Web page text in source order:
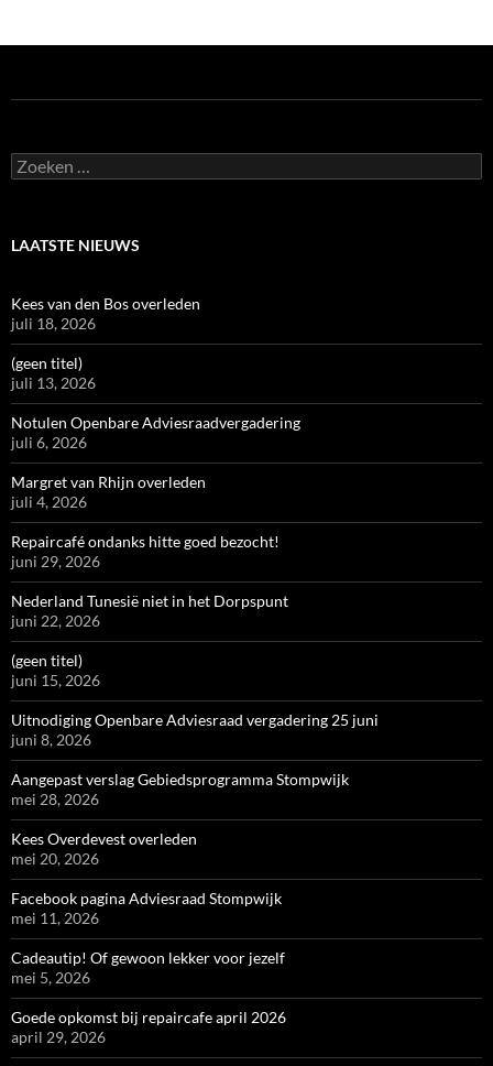
Zoeken
naar:
LAATSTE NIEUWS
Kees van den Bos overleden
juli 18, 2026
(geen titel)
juli 13, 2026
Notulen Openbare Adviesraadvergadering
juli 6, 2026
Margret van Rhijn overleden
juli 4, 2026
Repaircafé ondanks hitte goed bezocht!
juni 29, 2026
Nederland Tunesië niet in het Dorpspunt
juni 22, 2026
(geen titel)
juni 15, 2026
Uitnodiging Openbare Adviesraad vergadering 25 juni
juni 8, 2026
Aangepast verslag Gebiedsprogramma Stompwijk
mei 28, 2026
Kees Overdevest overleden
mei 20, 2026
Facebook pagina Adviesraad Stompwijk
mei 11, 2026
Cadeautip! Of gewoon lekker voor jezelf
mei 5, 2026
Goede opkomst bij repaircafe april 2026
april 29, 2026